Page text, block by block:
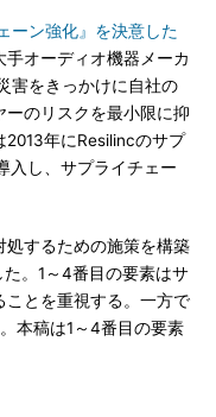
ーン強化』を決意した
手オーディオ機器メーカ
害をきっかけに自社の
のリスクを最小限に抑
2013年にResilincのサプ
入し、サプライチェー
するための施策を構築
。1～4番目の要素はサ
ことを重視する。一方で
本稿は1～4番目の要素